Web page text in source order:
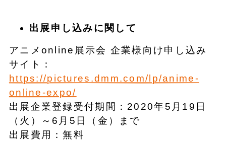
出展申し込みに関して
アニメonline展示会 企業様向け申し込み
サイト：
https://pictures.dmm.com/lp/anime-
online-expo/
出展企業登録受付期間：2020年5月19日
（火）～6月5日（金）まで
出展費用：無料